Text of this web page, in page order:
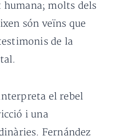
molts dels
són veïns que
de la
el rebel
i una
Fernández